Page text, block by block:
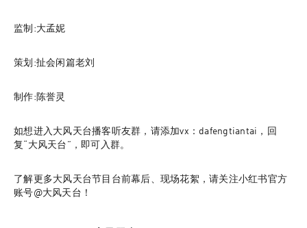
监制:大孟妮
策划:扯会闲篇老刘
制作:陈誉灵
如想进入大风天台播客听友群，请添加vx：dafengtiantai，回
复“大风天台”，即可入群。
了解更多大风天台节目台前幕后、现场花絮，请关注小红书官方
账号@大风天台！